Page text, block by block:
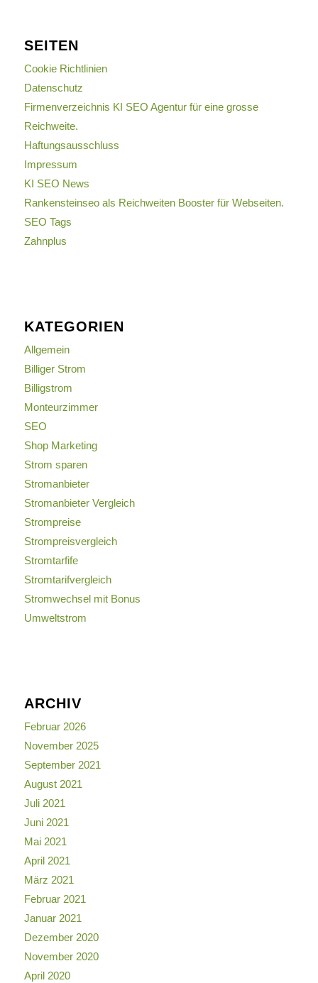
SEITEN
Cookie Richtlinien
Datenschutz
Firmenverzeichnis KI SEO Agentur für eine grosse
Reichweite.
Haftungsausschluss
Impressum
KI SEO News
Rankensteinseo als Reichweiten Booster für Webseiten.
SEO Tags
Zahnplus
KATEGORIEN
Allgemein
Billiger Strom
Billigstrom
Monteurzimmer
SEO
Shop Marketing
Strom sparen
Stromanbieter
Stromanbieter Vergleich
Strompreise
Strompreisvergleich
Stromtarfife
Stromtarifvergleich
Stromwechsel mit Bonus
Umweltstrom
ARCHIV
Februar 2026
November 2025
September 2021
August 2021
Juli 2021
Juni 2021
Mai 2021
April 2021
März 2021
Februar 2021
Januar 2021
Dezember 2020
November 2020
April 2020